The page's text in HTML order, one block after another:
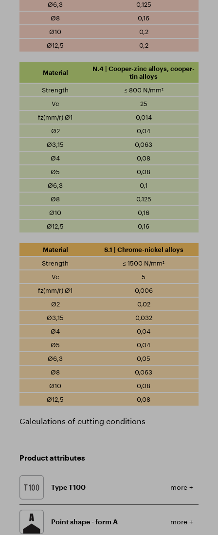
0,125
0,16
0,2
0,2
N.4 | Cooper-zinc alloys, cooper-
tin alloys
≤ 800 N/mm²
25
0,014
0,04
0,063
0,08
0,08
0,1
0,125
0,16
0,16
S.1 | Chrome-nickel alloys
≤ 1500 N/mm²
5
0,006
0,02
0,032
0,04
0,04
0,05
0,063
0,08
0,08
Calculations of cutting conditions
Product attributes
Type T100 more +
Point shape - form A more +